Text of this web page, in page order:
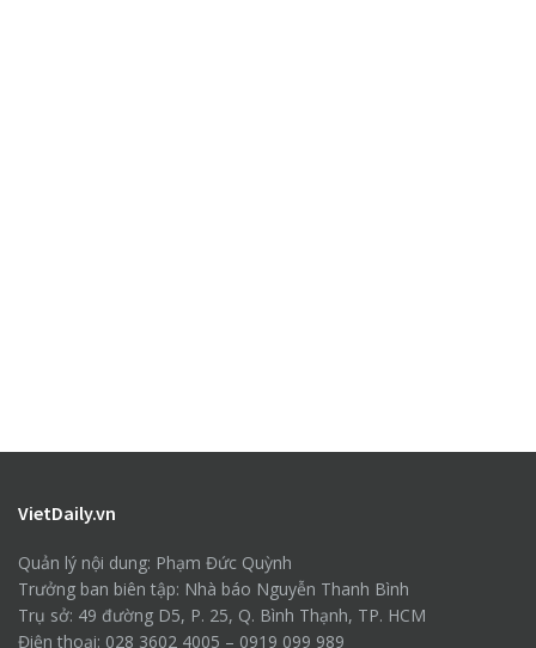
VietDaily.vn
Quản lý nội dung: Phạm Đức Quỳnh
Trưởng ban biên tập: Nhà báo Nguyễn Thanh Bình
Trụ sở: 49 đường D5, P. 25, Q. Bình Thạnh, TP. HCM
Điện thoại: 028 3602 4005 – 0919 099 989